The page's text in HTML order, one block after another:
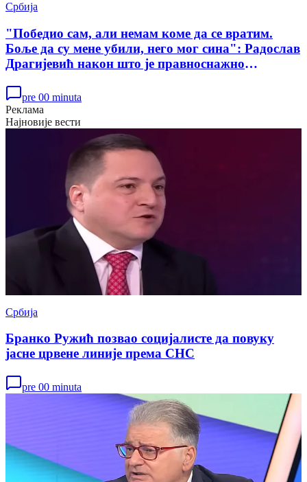
Србија
"Победио сам, али немам коме да се вратим.
Боље да су мене убили, него мог сина": Радослав
Драгијевић након што је правноснажно
pre 00 minuta
Реклама
Најновије вести
Србија
Бранко Ружић позвао социјалисте да повуку
јасне црвене линије према СНС
pre 00 minuta